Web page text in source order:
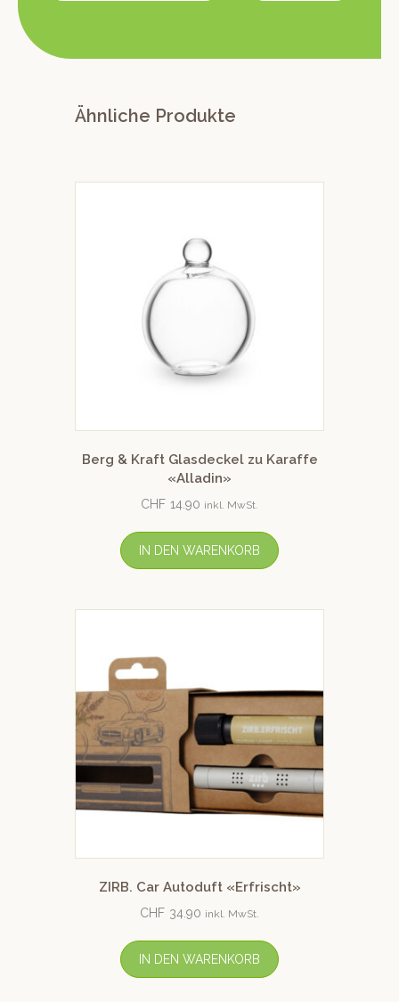
Ähnliche Produkte
Berg & Kraft Glasdeckel zu Karaffe
«Alladin»
CHF 14.90 inkl. MwSt.
IN DEN WARENKORB
ZIRB. Car Autoduft «Erfrischt»
CHF 34.90 inkl. MwSt.
IN DEN WARENKORB